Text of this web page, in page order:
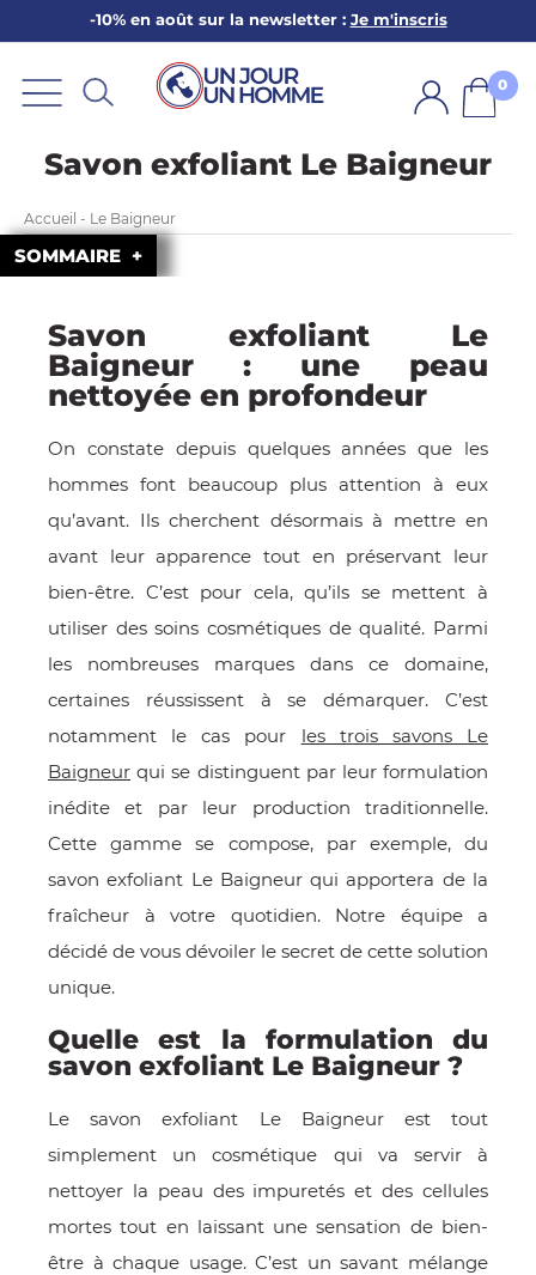
-10% en août sur la newsletter : Je m'inscris
0
LA BARBE
FRAICHE
Savon exfoliant Le Baigneur
Accueil - Le Baigneur
SOMMAIRE
Savon exfoliant Le
Baigneur : une peau
nettoyée en profondeur
On constate depuis quelques années que les
hommes font beaucoup plus attention à eux
qu’avant. Ils cherchent désormais à mettre en
avant leur apparence tout en préservant leur
bien-être. C’est pour cela, qu’ils se mettent à
utiliser des soins cosmétiques de qualité. Parmi
les nombreuses marques dans ce domaine,
certaines réussissent à se démarquer. C’est
notamment le cas pour les trois savons Le
Baigneur qui se distinguent par leur formulation
inédite et par leur production traditionnelle.
Cette gamme se compose, par exemple, du
savon exfoliant Le Baigneur qui apportera de la
fraîcheur à votre quotidien. Notre équipe a
décidé de vous dévoiler le secret de cette solution
unique.
Quelle est la formulation du
savon exfoliant Le Baigneur ?
Le savon exfoliant Le Baigneur est tout
simplement un cosmétique qui va servir à
nettoyer la peau des impuretés et des cellules
mortes tout en laissant une sensation de bien-
être à chaque usage. C’est un savant mélange